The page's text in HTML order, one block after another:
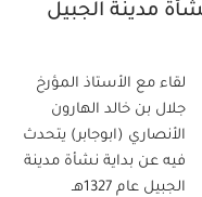
مدينة الجبيل
لقاء مع الأستاذ المؤرخ
جلال بن خالد الهارون
الأنصاري (ابوجابر) يتحدث
فيه عن بداية نشأة مدينة
الجبيل عام 1327هـ